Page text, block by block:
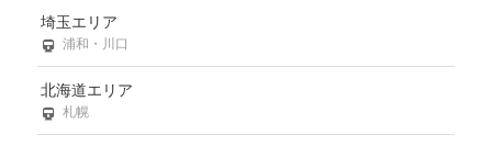
埼玉エリア
浦和・川口
北海道エリア
札幌